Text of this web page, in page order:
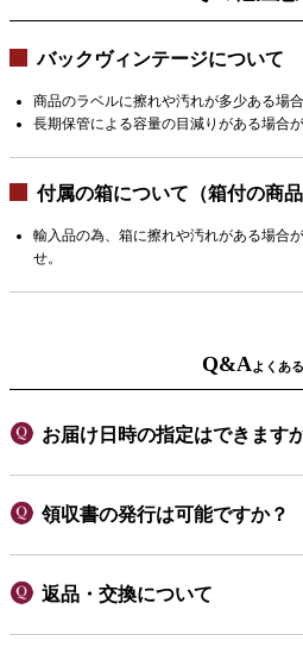
バックヴィンテージについて
商品のラベルに擦れや汚れが多少ある場合
長期保管による容量の目減りがある場合が
付属の箱について（箱付の商品
輸入品の為、箱に擦れや汚れがある場合
せ。
Q&Aよくあ
お届け日時の指定はできます
領収書の発行は可能ですか？
返品・交換について